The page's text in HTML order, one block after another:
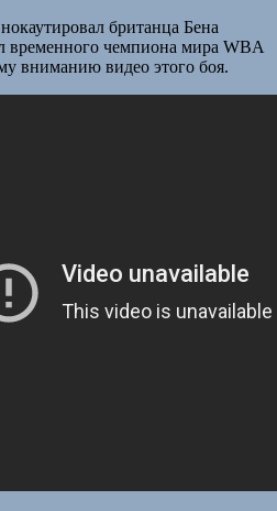
британца Бена
временного чемпиона мира WBA
вниманию видео этого боя.